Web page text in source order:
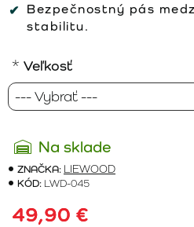
Bezpečnostný pás
stabilitu.
Na sklade
ZNAČKA: LIEWOOD
KÓD: LWD-045
49,90 €
Veľkosť